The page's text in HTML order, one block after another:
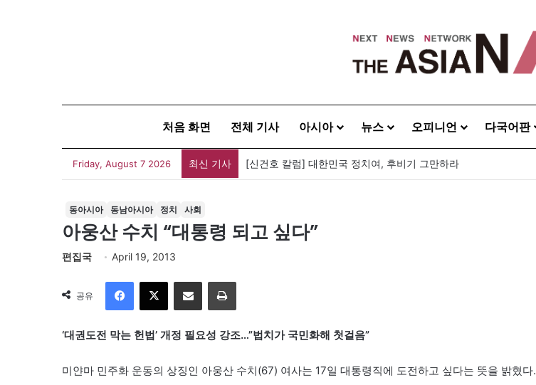
처음 화면 전체 기사 아시아 뉴스 오피니언 다국어판
Friday, August 7 2026 최신 기사 유가협 창립 40주년 기념식…12일 오후 남영동 민주화운동기념관
동아시아 동남아시아 정치 사회
아웅산 수치 “대통령 되고 싶다”
편집국 April 19, 2013
공유
이메일
‘대권도전 막는 헌법’ 개정 필요성 강조…”법치가 국민화해 첫걸음”
미얀마 민주화 운동의 상징인 아웅산 수치(67) 여사는 17일 대통령직에 도전하고 싶다는 뜻을 밝혔다.